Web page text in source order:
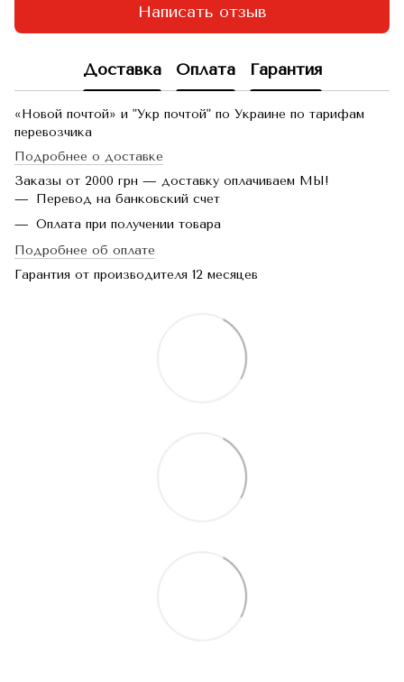
Написать отзыв
Доставка Оплата Гарантия
«Новой почтой» и "Укр почтой" по Украине по тарифам
перевозчика
Подробнее о доставке
Заказы от 2000 грн — доставку оплачиваем МЫ!
Перевод на банковский счет
Оплата при получении товара
Подробнее об оплате
Гарантия от производителя 12 месяцев